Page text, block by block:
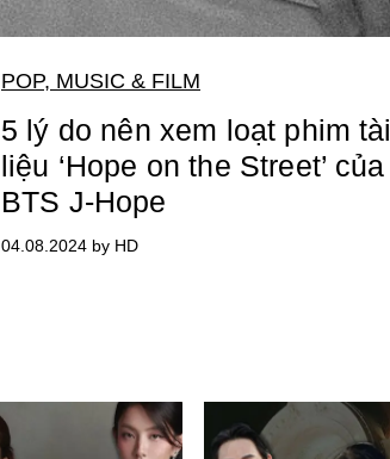
POP, MUSIC & FILM
5 lý do nên xem loạt phim tài
liệu ‘Hope on the Street’ của
BTS J-Hope
04.08.2024 by HD